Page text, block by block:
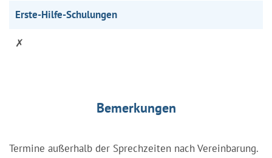
Erste-Hilfe-Schulungen
✗
Bemerkungen
Termine außerhalb der Sprechzeiten nach Vereinbarung.